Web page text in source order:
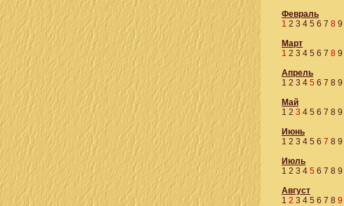
Февраль
1 2 3 4 5 6 7 8 9
Март
1 2 3 4 5 6 7 8 9
Апрель
1 2 3 4 5 6 7 8 9
Май
1 2 3 4 5 6 7 8 9
Июнь
1 2 3 4 5 6 7 8 9
Июль
1 2 3 4 5 6 7 8 9
Август
1 2 3 4 5 6 7 8 9